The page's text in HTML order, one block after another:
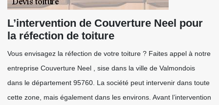
L’intervention de Couverture Neel pour
la réfection de toiture
Vous envisagez la réfection de votre toiture ? Faites appel à notre
entreprise Couverture Neel , sise dans la ville de Valmondois
dans le département 95760. La société peut intervenir dans toute
cette zone, mais également dans les environs. Avant l’intervention